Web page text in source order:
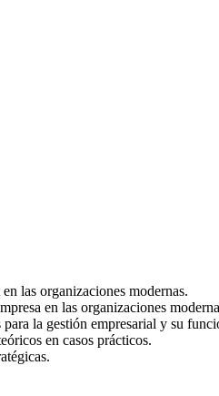
las organizaciones modernas.
en las organizaciones
la gestión empresarial y su
en casos prácticos.